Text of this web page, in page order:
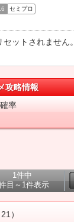
セミプロ
ットされません。
攻略情報
率
1件中
目～1件表示
）